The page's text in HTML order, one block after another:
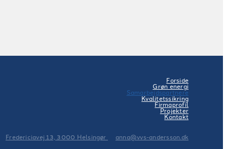
Forside
Grøn energi
Samarbejdspartnere
Kvalitetssikring
Firmaprofil
Projekter
Kontakt
Fredericiavej 13, 3000 Helsingør anna@vvs-andersson.dk